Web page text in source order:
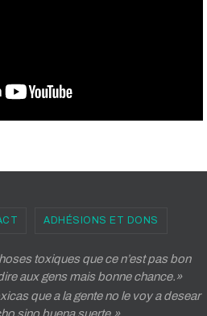
ADHÉSIONS ET DONS
toxiques que ce n’est pas bon
aux gens mais bonne chance.»
que a la gente no le voy a desear